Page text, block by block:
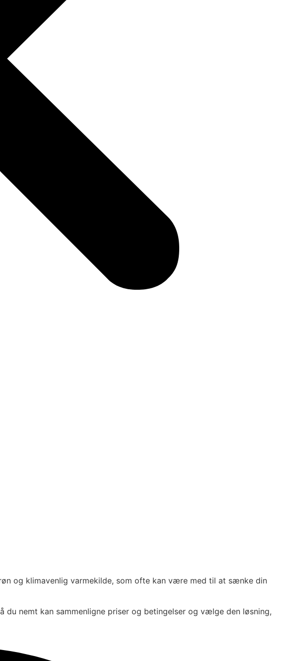
og klimavenlig varmekilde, som ofte kan være med til at sænke din
nemt kan sammenligne priser og betingelser og vælge den løsning,